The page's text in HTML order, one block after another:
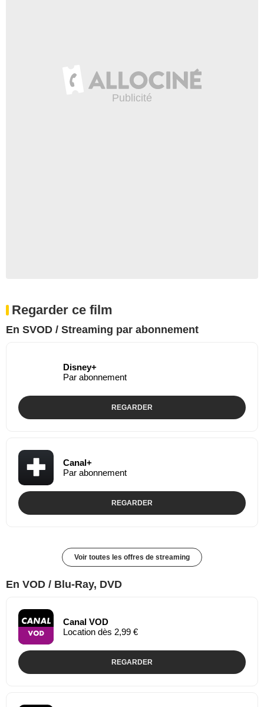
Regarder ce film
En SVOD / Streaming par abonnement
Disney+
Par abonnement
REGARDER
Canal+
Par abonnement
REGARDER
Voir toutes les offres de streaming
En VOD / Blu-Ray, DVD
Canal VOD
Location dès 2,99 €
REGARDER